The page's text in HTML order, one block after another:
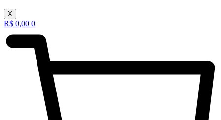
X
R$ 0,00 0